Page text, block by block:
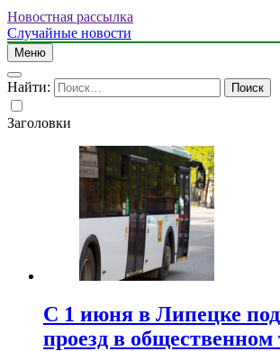
Новостная рассылка
Случайные новости
Меню
Найти:
Заголовки
С 1 июня в Липецке
проезд в общественном